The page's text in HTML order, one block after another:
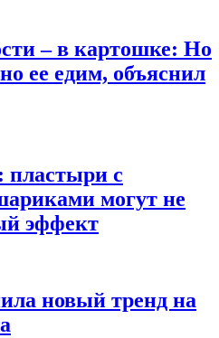
– в картошке: Но
ее едим, объяснил
пластыри с
могут не
эффект
новый тренд на